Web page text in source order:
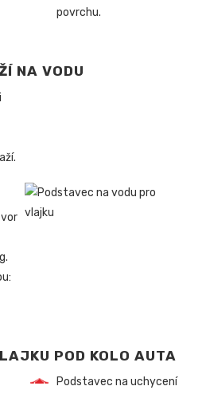
povrchu.
NA VODU
POD KOLO AUTA
Podstavec na uchycení